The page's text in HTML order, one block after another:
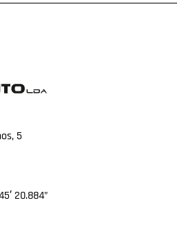
5
20.884”